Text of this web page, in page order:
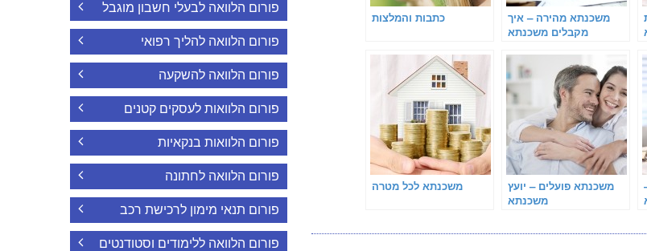
כתבות והמלצות
משכנתא מהירה – איך
מקבלים משכנתא
משכנתא לכל מטרה
משכנתא פועלים – יועץ
משכנתא
פורום הלוואה לבעלי חשבון מוגבל
פורום הלוואה להליך רפואי
פורום הלוואה להשקעה
פורום הלוואות לעסקים קטנים
פורום הלוואות בנקאיות
פורום הלוואה לחתונה
פורום תנאי מימון לרכישת רכב
פורום הלוואה ללימודים וסטודנטים